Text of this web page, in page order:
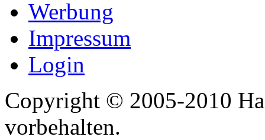
Werbung
Impressum
Login
Copyright © 2005-2010
vorbehalten.